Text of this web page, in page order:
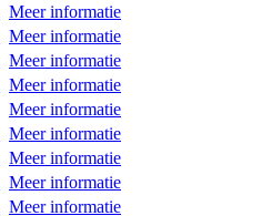
Meer informatie
Meer informatie
Meer informatie
Meer informatie
Meer informatie
Meer informatie
Meer informatie
Meer informatie
Meer informatie